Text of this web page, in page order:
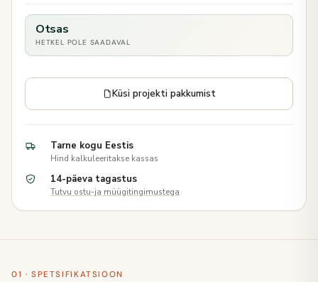
Otsas
HETKEL POLE SAADAVAL
Küsi projekti pakkumist
Tarne kogu Eestis
Hind kalkuleeritakse kassas
14-päeva tagastus
Tutvu ostu-ja müügitingimustega
01 · SPETSIFIKATSIOON